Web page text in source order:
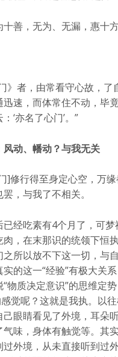
善，无为、无漏，惠十方
》者，由常看守心故，了
迅速，而体常住不动，毕
‘亦名了心门’。”
风动、幡动？与我无关
]修行得至身定心空，万
，与我了不相关。
已经吃素有4个月了，可
肉，在末那识的统领下恒
之所以放不下这一切，与
的这一“经验”有极大关
“物质决定意识”的思维定
觉呢？这就是我执。以往
眼睛看见了外境，耳朵
气味，身体有触觉等。其
外境，从未直接听到过